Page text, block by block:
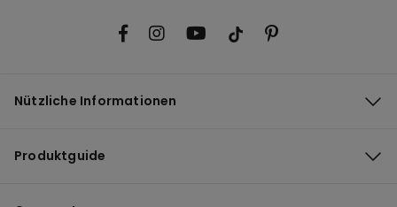
Nützliche Informationen
Produktguide